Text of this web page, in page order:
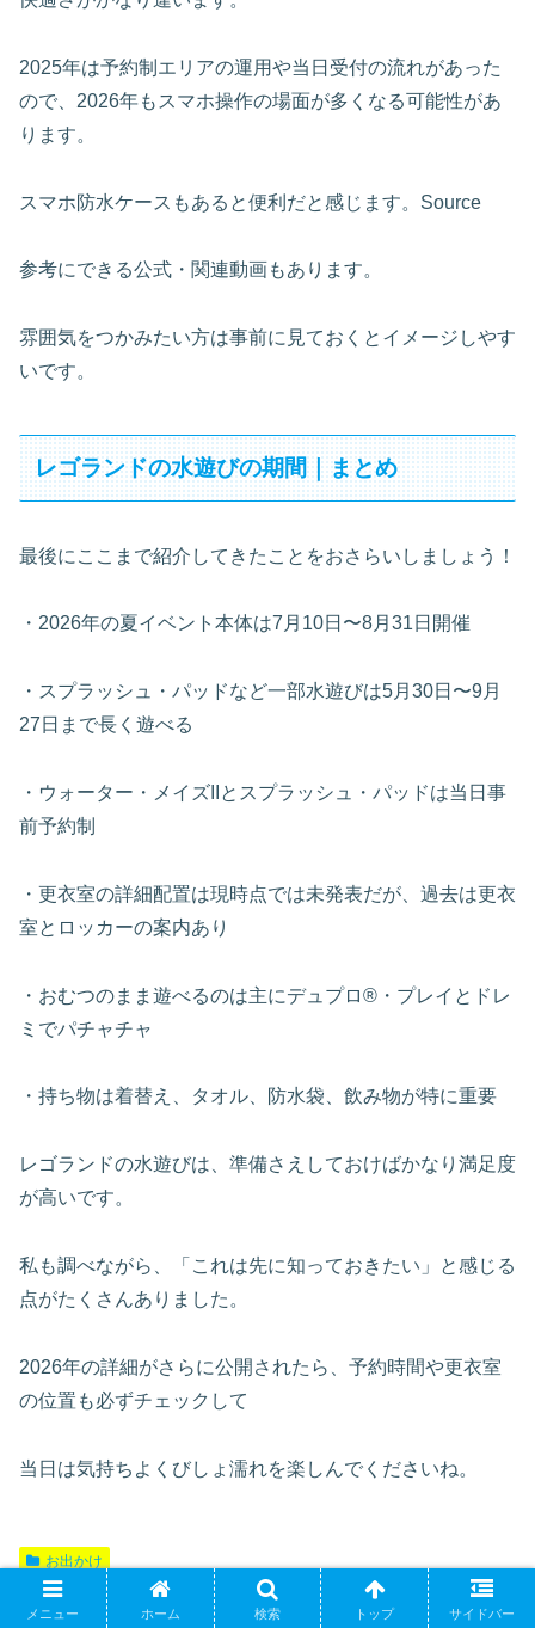
2025年は予約制エリアの運用や当日受付の流れがあった
ので、2026年もスマホ操作の場面が多くなる可能性があ
ります。
スマホ防水ケースもあると便利だと感じます。Source
参考にできる公式・関連動画もあります。
雰囲気をつかみたい方は事前に見ておくとイメージしやす
いです。
レゴランドの水遊びの期間｜まとめ
最後にここまで紹介してきたことをおさらいしましょう！
・2026年の夏イベント本体は7月10日〜8月31日開催
・スプラッシュ・パッドなど一部水遊びは5月30日〜9月
27日まで長く遊べる
・ウォーター・メイズIIとスプラッシュ・パッドは当日事
前予約制
・更衣室の詳細配置は現時点では未発表だが、過去は更衣
室とロッカーの案内あり
・おむつのまま遊べるのは主にデュプロ®・プレイとドレ
ミでパチャチャ
・持ち物は着替え、タオル、防水袋、飲み物が特に重要
レゴランドの水遊びは、準備さえしておけばかなり満足度
が高いです。
私も調べながら、「これは先に知っておきたい」と感じる
点がたくさんありました。
2026年の詳細がさらに公開されたら、予約時間や更衣室
の位置も必ずチェックして
当日は気持ちよくびしょ濡れを楽しんでくださいね。
お出かけ
シェアする
メニュー ホーム 検索 トップ サイドバー